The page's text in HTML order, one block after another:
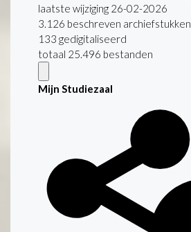
laatste wijziging 26-02-2026
3.126 beschreven archiefstukken
133 gedigitaliseerd
totaal 25.496 bestanden
Mijn Studiezaal